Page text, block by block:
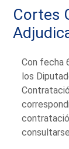
Cortes
Con fecha
los